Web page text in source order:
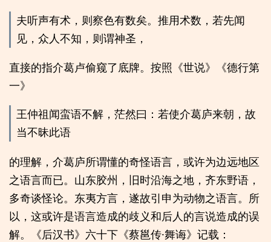
夫听声有术，则察色有数矣。推用术数，若先闻
见，众人不知，则谓神圣，
直接的指介葛卢偷窥了底牌。按照《世说》《德行第
一》
王仲祖闻蛮语不解，茫然曰：若使介葛庐来朝，故
当不昧此语
的理解，介葛庐所谓懂的奇怪语言，或许为边远地区
之语言而已。山东胶州，旧时沿海之地，齐东野语，
多奇谈怪论。东夷方言，遂故引申为动物之语言。所
以，这或许是语言造成的歧义和后人的言说造成的误
解。《后汉书》六十下《蔡邕传·舞诲》记载：